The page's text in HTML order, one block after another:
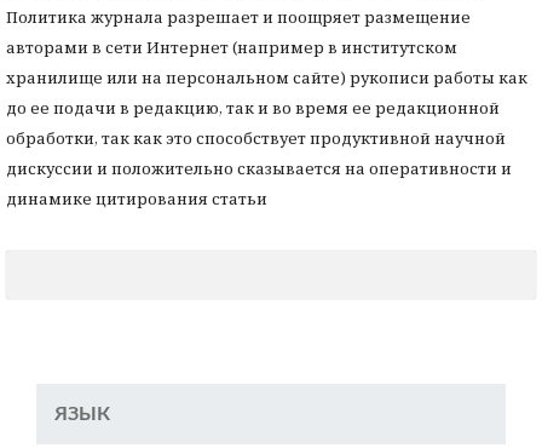
Политика журнала разрешает и поощряет размещение
авторами в сети Интернет (например в институтском
хранилище или на персональном сайте) рукописи работы как
до ее подачи в редакцию, так и во время ее редакционной
обработки, так как это способствует продуктивной научной
дискуссии и положительно сказывается на оперативности и
динамике цитирования статьи
ЯЗЫК